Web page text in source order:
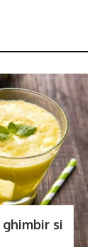
ghimbir si